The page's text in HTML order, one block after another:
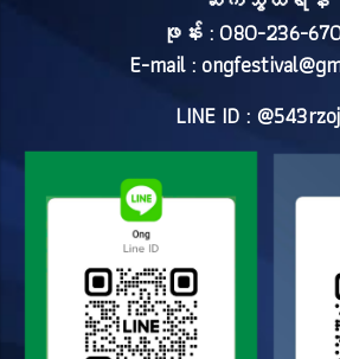
ဖုန်း : 080-236-
E-mail :
LINE ID :